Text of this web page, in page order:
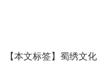
【本文标签】 蜀绣文化